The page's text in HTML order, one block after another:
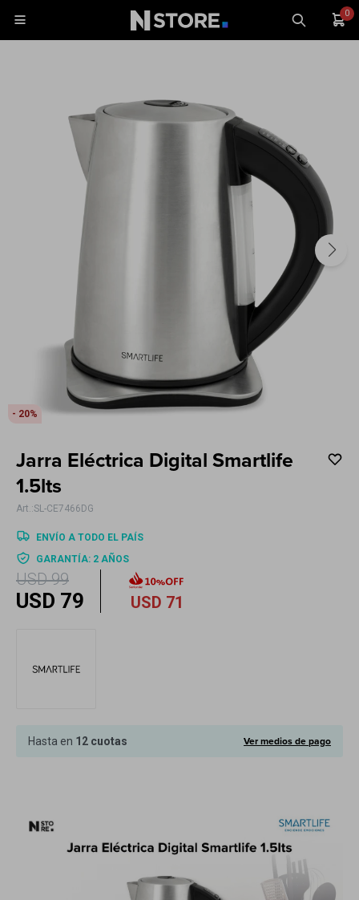
0

20
Jarra Eléctrica Digital Smartlife
1.5lts
SL-CE7466DG
GARANTÍA: 2 AÑOS
ENVÍO A TODO EL PAÍS
USD 99
USD 79 USD 71
Hasta en 12 cuotas Ver medios de pago
TV y Audio
Electrodomésticos
Movilidad